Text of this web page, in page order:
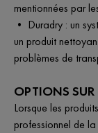
mentionnées par
• Duradry : un
un produit
problèmes de
OPTIONS
Lorsque les
professionnel de